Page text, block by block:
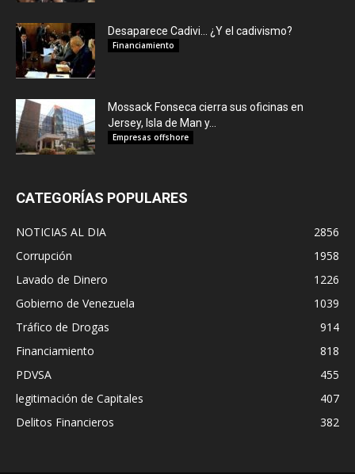
Desaparece Cadivi… ¿Y el cadivismo?
Financiamiento
Mossack Fonseca cierra sus oficinas en
Jersey, Isla de Man y...
Empresas offshore
CATEGORÍAS POPULARES
NOTICIAS AL DIA
2856
Corrupción
1958
Lavado de Dinero
1226
Gobierno de Venezuela
1039
Tráfico de Drogas
914
Financiamiento
818
PDVSA
455
legitimación de Capitales
407
Delitos Financieros
382